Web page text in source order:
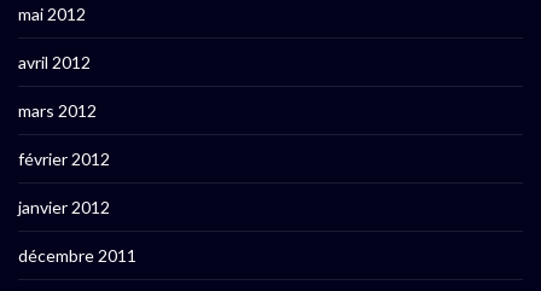
mai 2012
avril 2012
mars 2012
février 2012
janvier 2012
décembre 2011